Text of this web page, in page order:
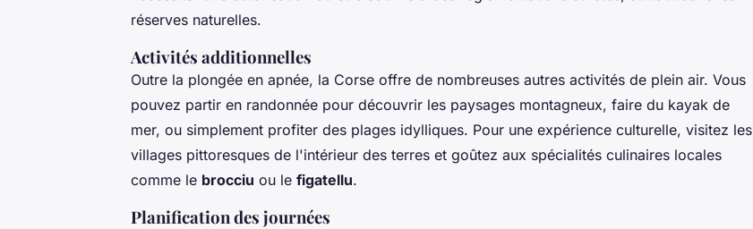
réserves naturelles.
Activités additionnelles
Outre la plongée en apnée, la Corse offre de nombreuses autres activités de plein air. Vous
pouvez partir en randonnée pour découvrir les paysages montagneux, faire du kayak de
mer, ou simplement profiter des plages idylliques. Pour une expérience culturelle, visitez les
villages pittoresques de l'intérieur des terres et goûtez aux spécialités culinaires locales
comme le brocciu ou le figatellu.
Planification des journées